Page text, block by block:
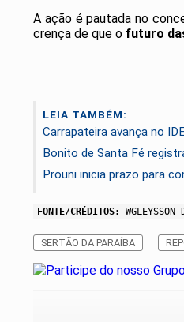
A ação é pautada no
crença de que o futuro
LEIA TAMBÉM:
Carrapateira avança no
Bonito de Santa Fé
Prouni inicia prazo para
FONTE/CRÉDITOS:
SERTÃO DA PARAÍBA